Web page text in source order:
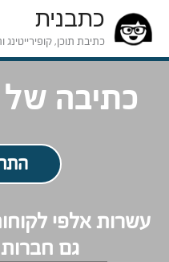
כתבנית
כתיבת תוכן, קופירייטינג
כתיבה של
עשרות אלפי
גם חברות